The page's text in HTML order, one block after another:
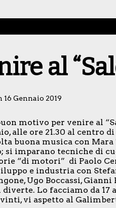
al
16 Gennaio 2019
motivo per venire al
alle ore 21.30 al
buona musica con
si imparano tecniche di
“di motori” di Paolo
e industria con
Ugo Boccassi,
Lo facciamo da 17
vi aspetto al